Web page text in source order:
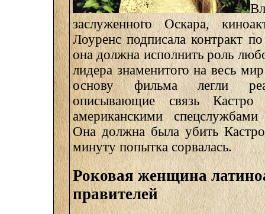
заслуженного Оскара,
Лоуренс подписала контракт
она должна исполнить роль
лидера знаменитого на весь
основу фильма легли
описывающие связь Кастро
американскими
Она должна была убить
минуту попытка сорвалась.
Роковая женщина
правителей